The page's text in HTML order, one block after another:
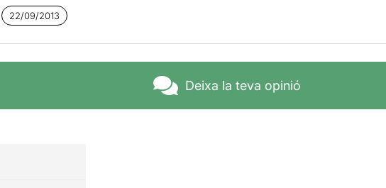
22/09/2013
Deixa la teva opinió